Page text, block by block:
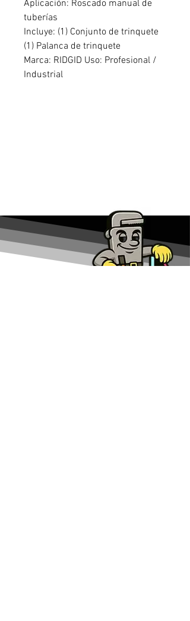
Aplicación: Roscado manual de
tuberías
Incluye: (1) Conjunto de trinquete
(1) Palanca de trinquete
Marca: RIDGID Uso: Profesional /
Industrial